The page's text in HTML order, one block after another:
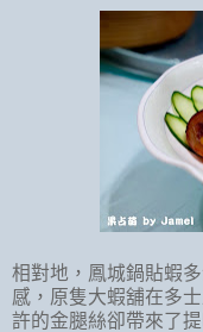
相對地，鳳城鍋貼蝦
感，原隻大蝦舖在多
許的金腿絲卻帶來了